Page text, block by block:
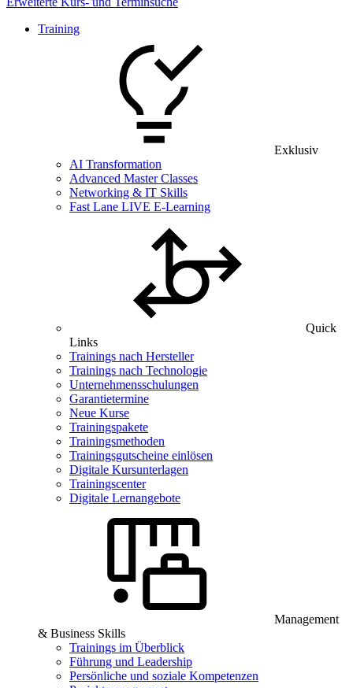
Training
Exklusiv
AI Transformation
Advanced Master Classes
Networking & IT Skills
Fast Lane LIVE E-Learning
Quick
Links
Trainings nach Hersteller
Trainings nach Technologie
Unternehmensschulungen
Garantietermine
Neue Kurse
Trainingspakete
Trainingsmethoden
Trainingsgutscheine einlösen
Digitale Kursunterlagen
Trainingscenter
Digitale Lernangebote
Management
& Business Skills
Trainings im Überblick
Führung und Leadership
Persönliche und soziale Kompetenzen